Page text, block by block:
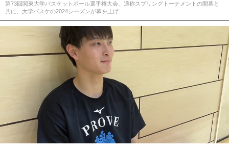
第73回関東大学バスケットボール選手権大会、通称スプリングトーナメントの開幕と
共に、大学バスケの2024シーズンが幕を上げ...